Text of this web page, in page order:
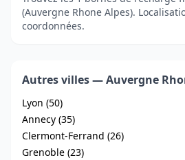
(Auvergne Rhone Alpes).
coordonnées.
Autres villes — Auvergne
Lyon (50)
Annecy (35)
Clermont-Ferrand (26)
Grenoble (23)